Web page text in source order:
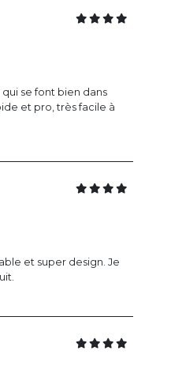
se font bien dans
et pro, très facile à
et super design. Je